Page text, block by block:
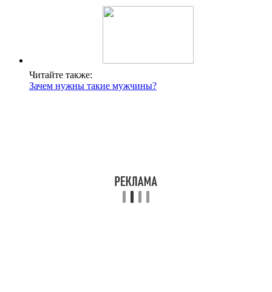
Читайте также:
Зачем нужны такие мужчины?